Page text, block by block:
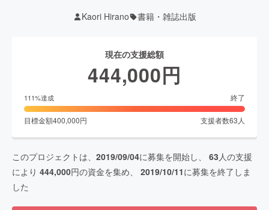
Kaori Hirano 書籍・雑誌出版
現在の支援総額
444,000円
111%達成 終了
目標金額400,000円 支援者数63 人
このプロジェクトは、 2019/09/04に募集を開始し、 63人の支援
により 444,000円の資金を集め、 2019/10/11に募集を終了しま
した